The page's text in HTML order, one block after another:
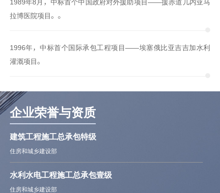
1989年8月，中标首个中国政府对外援助项目——援赤道几内亚马
拉博医院项目。。
1996年，中标首个国际承包工程项目——埃塞俄比亚吉吉加水利
灌溉项目。
企业荣誉与资质
建筑工程施工总承包特级
住房和城乡建设部
水利水电工程施工总承包壹级
住房和城乡建设部